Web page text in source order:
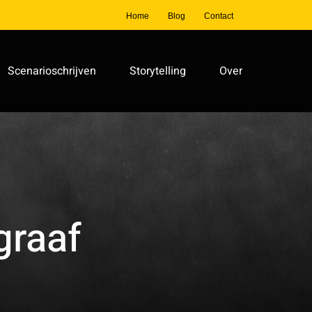
Home Blog Contact
Scenarioschrijven Storytelling Over